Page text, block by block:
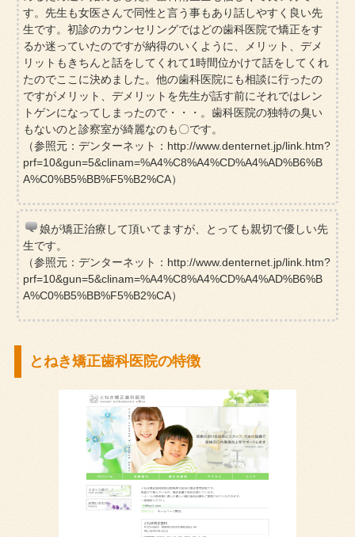
す。先生も女医さんで同性と言う事もあり話しやすく良い先
生です。初診のカウンセリングではどの歯科医院で矯正をす
るか迷っていたのですが納得のいくように、メリット、デメ
リットもきちんと話をしてくれて1時間位かけて話をしてくれ
たのでここに決めました。他の歯科医院にも相談に行ったの
ですがメリット、デメリットを先生が話す前にそれではレン
トゲンになってしまったので・・・。歯科医院の独特の臭い
もないのと診察室が綺麗なのも〇です。
（参照元：デンターネット：http://www.denternet.jp/link.htm?
prf=10&gun=5&clinam=%A4%C8%A4%CD%A4%AD%B6%B
A%C0%B5%BB%F5%B2%CA）
娘が矯正治療して頂いてますが、とっても親切で優しい先
生です。
（参照元：デンターネット：http://www.denternet.jp/link.htm?
prf=10&gun=5&clinam=%A4%C8%A4%CD%A4%AD%B6%B
A%C0%B5%BB%F5%B2%CA）
とねき矯正歯科医院の特徴